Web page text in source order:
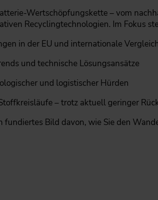
Wertschöpfungskette – vom
Recyclingtechnologien. Im Fokus
in der EU und internationale
und technische Lösungsansätze
und logistischer Hürden
– trotz aktuell geringer
fundiertes Bild davon, wie Sie den